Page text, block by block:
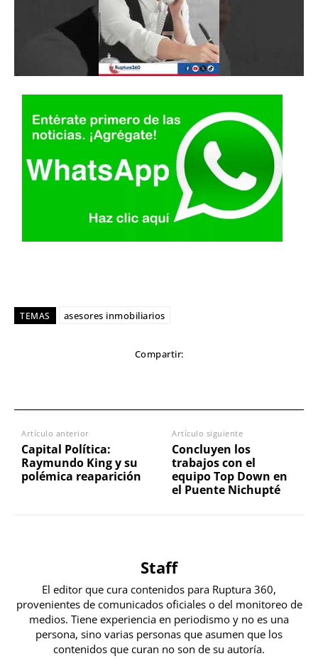
TEMAS asesores inmobiliarios
Compartir:
Artículo anterior
Capital Política:
Raymundo King y su
polémica reaparición
Artículo siguiente
Concluyen los
trabajos con el
equipo Top Down en
el Puente Nichupté
Staff
El editor que cura contenidos para Ruptura 360,
provenientes de comunicados oficiales o del monitoreo de
medios. Tiene experiencia en periodismo y no es una
persona, sino varias personas que asumen que los
contenidos que curan no son de su autoría.